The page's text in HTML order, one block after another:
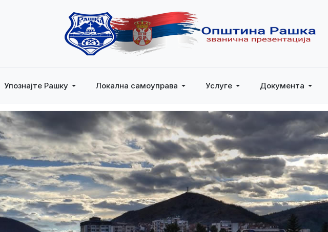
Упознајте Рашку Локална самоуправа Услуге Документа